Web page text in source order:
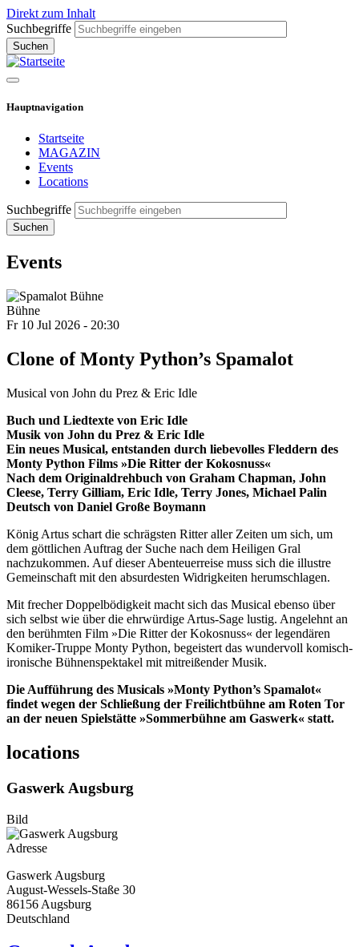
Direkt zum Inhalt
Suchbegriffe
Hauptnavigation
Startseite
MAGAZIN
Events
Locations
Suchbegriffe
Events
Bühne
Fr 10 Jul 2026 - 20:30
Clone of Monty Python’s Spamalot
Musical von John du Prez & Eric Idle
Buch und Liedtexte von Eric Idle
Musik von John du Prez & Eric Idle
Ein neues Musical, entstanden durch liebevolles Fleddern des
Monty Python Films »Die Ritter der Kokosnuss«
Nach dem Originaldrehbuch von Graham Chapman, John
Cleese, Terry Gilliam, Eric Idle, Terry Jones, Michael Palin
Deutsch von Daniel Große Boymann
König Artus schart die schrägsten Ritter aller Zeiten um sich, um
dem göttlichen Auftrag der Suche nach dem Heiligen Gral
nachzukommen. Auf dieser Abenteuerreise muss sich die illustre
Gemeinschaft mit den absurdesten Widrigkeiten herumschlagen.
Mit frecher Doppelbödigkeit macht sich das Musical ebenso über
sich selbst wie über die ehrwürdige Artus-Sage lustig. Angelehnt an
den berühmten Film »Die Ritter der Kokosnuss« der legendären
Komiker-Truppe Monty Python, begeistert das wundervoll komisch-
ironische Bühnenspektakel mit mitreißender Musik.
Die Aufführung des Musicals »Monty Python’s Spamalot«
findet wegen der Schließung der Freilichtbühne am Roten Tor
an der neuen Spielstätte »Sommerbühne am Gaswerk« statt.
locations
Gaswerk Augsburg
Bild
Adresse
Gaswerk Augsburg
August-Wessels-Staße 30
86156 Augsburg
Deutschland